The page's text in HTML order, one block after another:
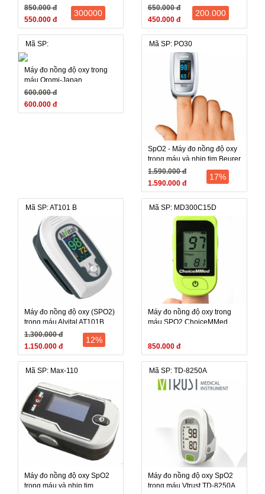
Kaneko chính hãng - bảo
hành 12 tháng
850.000 đ
550.000 đ
300000
bảo hành 12 tháng
650.000 đ
450.000 đ
200.000
Mã SP:
Máy đo nồng độ oxy trong
máu Oromi-Japan
600.000 đ
600.000 đ
Mã SP: PO30
SpO2 - Máy đo nồng độ oxy
trong máu và nhịp tim Beurer
PO30 (PO 30, PO-30) - Đức
1.590.000 đ
1.590.000 đ
17%
Mã SP: AT101 B
Máy đo nồng độ oxy (SPO2)
trong máu Alvital AT101B
(Alvital AT101 B, Alvital-
AT101 B) - Đài Loan Máy đo
máu Alvital AT101B (Alvital
AT101 B, Alvital-AT101 B)
1.300.000 đ
1.150.000 đ
12%
Mã SP: MD300C15D
Máy đo nồng độ oxy trong
máu SPO2 ChoiceMMed
850.000 đ
Mã SP: Max-110
Máy đo nồng độ oxy SpO2
trong máu và nhịp tim
Mã SP: TD-8250A
Máy đo nồng độ oxy SpO2
trong máu Vtrust TD-8250A